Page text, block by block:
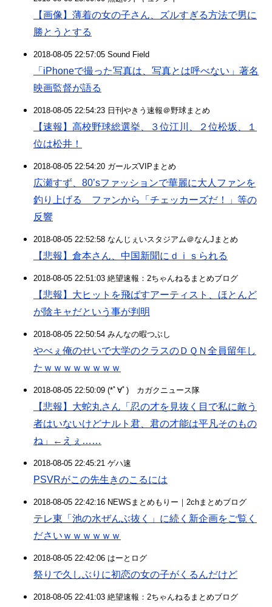
【画像】薄着の女の子さん、ズルすぎる方法で男に
勝とうとする
2018-08-05 22:57:05 Sound Field
「iPhoneで撮った写真は、写真とは呼べない」著名
映画監督が語る
2018-08-05 22:54:23 日刊やきう速報＠野球まとめ
【速報】高校野球総選挙、３位江川、２位松坂、１
位は松井！
2018-08-05 22:54:20 ガールズVIPまとめ
広瀬すず、80’sファッションで華麗に大人ファンを
釣り上げる ファンから「チェッカーズだ！」等の
反響
2018-08-05 22:52:58 なんじぇいスタジアム＠なんJまとめ
【悲報】倉本さん、中国新聞にｄｉｓられる
2018-08-05 22:51:03 絶望速報：2ちゃんねるまとめブログ
【悲報】大ヒットを飛ばすアーティスト、ほとんど
が陰キャだという事が判明
2018-08-05 22:50:54 みんなの暇つぶし
やべぇ俺のせいで大学のクラスのＤＱＮ全員留年し
たｗｗｗｗｗｗｗｗ
2018-08-05 22:50:09 (*ﾟ∀ﾟ)ゞカガクニュース隊
【悲報】大蛇丸さん「忍の才を見抜く目で私に敵う
者はいないけどナルト君、君の才能は平凡そのもの
ね」←えぇ……
2018-08-05 22:45:21 ゲハ速
PSVRがこの先生きのこるには
2018-08-05 22:42:16 NEWSまとめもりー｜2chまとめブログ
テレ東「池の水ぜんぶ抜く」に続く新企画をご覧く
ださいｗｗｗｗｗｗ
2018-08-05 22:42:06 はーとログ
祭りで久しぶりに初恋の女の子がくるんだけど
2018-08-05 22:41:03 絶望速報：2ちゃんねるまとめブログ